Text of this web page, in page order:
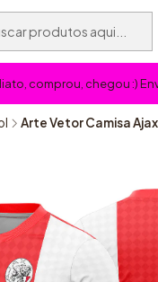
comprou, chegou :)
Arte Vetor Camisa